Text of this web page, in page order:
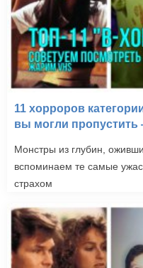
11 хорроров
вы могли пропустить
Монстры из глубин,
вспоминаем те самые
страхом